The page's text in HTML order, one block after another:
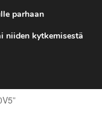
EUR
parhaan
niiden kytkemisestä